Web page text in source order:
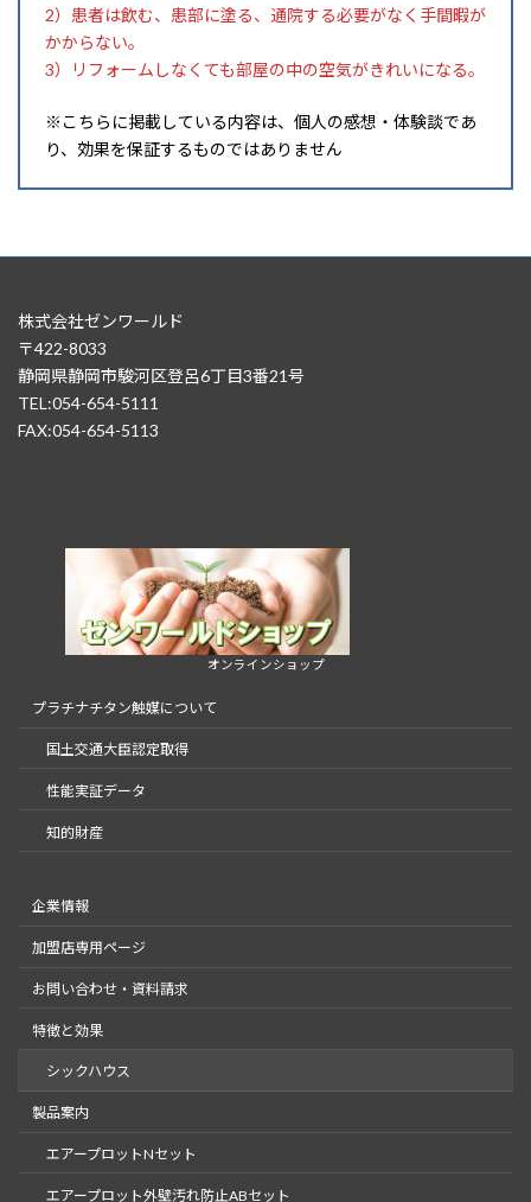
2）患者は飲む、患部に塗る、通院する必要がなく手間暇が
かからない。
​3）リフォームしなくても部屋の中の空気がきれいになる。
※こちらに掲載している内容は、個人の感想・体験談であ
り、効果を保証するものではありません
株式会社ゼンワールド
〒422-8033
静岡県静岡市駿河区登呂6丁目3番21号
TEL:054-654-5111
FAX:054-654-5113
オンラインショップ
プラチナチタン触媒について
国土交通大臣認定取得
性能実証データ
知的財産
企業情報
加盟店専用ページ
お問い合わせ・資料請求
特徴と効果
シックハウス
製品案内
​エアープロットNセット​
​エアープロット外壁汚れ防止ABセット